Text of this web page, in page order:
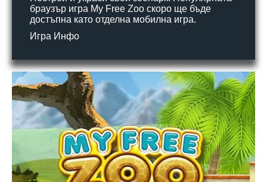
браузър игра My Free Zoo скоро ще бъде
достъпна като отделна мобилна игра.
Игра Инфо